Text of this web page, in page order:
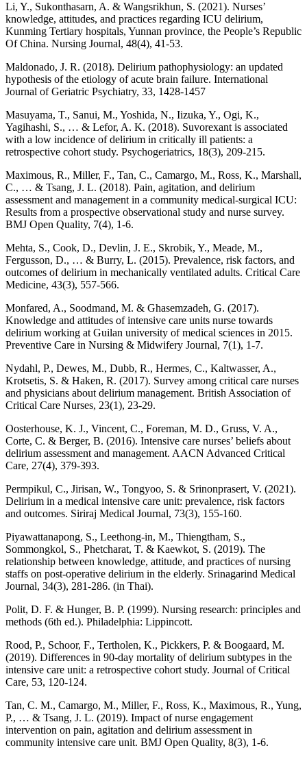
Li, Y., Sukonthasarn, A. & Wangsrikhun, S. (2021). Nurses’
knowledge, attitudes, and practices regarding ICU delirium,
Kunming Tertiary hospitals, Yunnan province, the People’s Republic
Of China. Nursing Journal, 48(4), 41-53.
Maldonado, J. R. (2018). Delirium pathophysiology: an updated
hypothesis of the etiology of acute brain failure. International
Journal of Geriatric Psychiatry, 33, 1428-1457
Masuyama, T., Sanui, M., Yoshida, N., Iizuka, Y., Ogi, K.,
Yagihashi, S., … & Lefor, A. K. (2018). Suvorexant is associated
with a low incidence of delirium in critically ill patients: a
retrospective cohort study. Psychogeriatrics, 18(3), 209-215.
Maximous, R., Miller, F., Tan, C., Camargo, M., Ross, K., Marshall,
C., … & Tsang, J. L. (2018). Pain, agitation, and delirium
assessment and management in a community medical-surgical ICU:
Results from a prospective observational study and nurse survey.
BMJ Open Quality, 7(4), 1-6.
Mehta, S., Cook, D., Devlin, J. E., Skrobik, Y., Meade, M.,
Fergusson, D., … & Burry, L. (2015). Prevalence, risk factors, and
outcomes of delirium in mechanically ventilated adults. Critical Care
Medicine, 43(3), 557-566.
Monfared, A., Soodmand, M. & Ghasemzadeh, G. (2017).
Knowledge and attitudes of intensive care units nurse towards
delirium working at Guilan university of medical sciences in 2015.
Preventive Care in Nursing & Midwifery Journal, 7(1), 1-7.
Nydahl, P., Dewes, M., Dubb, R., Hermes, C., Kaltwasser, A.,
Krotsetis, S. & Haken, R. (2017). Survey among critical care nurses
and physicians about delirium management. British Association of
Critical Care Nurses, 23(1), 23-29.
Oosterhouse, K. J., Vincent, C., Foreman, M. D., Gruss, V. A.,
Corte, C. & Berger, B. (2016). Intensive care nurses’ beliefs about
delirium assessment and management. AACN Advanced Critical
Care, 27(4), 379-393.
Permpikul, C., Jirisan, W., Tongyoo, S. & Srinonprasert, V. (2021).
Delirium in a medical intensive care unit: prevalence, risk factors
and outcomes. Siriraj Medical Journal, 73(3), 155-160.
Piyawattanapong, S., Leethong-in, M., Thiengtham, S.,
Sommongkol, S., Phetcharat, T. & Kaewkot, S. (2019). The
relationship between knowledge, attitude, and practices of nursing
staffs on post-operative delirium in the elderly. Srinagarind Medical
Journal, 34(3), 281-286. (in Thai).
Polit, D. F. & Hunger, B. P. (1999). Nursing research: principles and
methods (6th ed.). Philadelphia: Lippincott.
Rood, P., Schoor, F., Tertholen, K., Pickkers, P. & Boogaard, M.
(2019). Differences in 90-day mortality of delirium subtypes in the
intensive care unit: a retrospective cohort study. Journal of Critical
Care, 53, 120-124.
Tan, C. M., Camargo, M., Miller, F., Ross, K., Maximous, R., Yung,
P., … & Tsang, J. L. (2019). Impact of nurse engagement
intervention on pain, agitation and delirium assessment in
community intensive care unit. BMJ Open Quality, 8(3), 1-6.